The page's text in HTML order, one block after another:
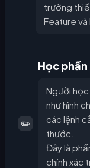
trường
Feature và
✏️
Học
Người học
như hình
các lệnh
thước.
Đây là
chính xác